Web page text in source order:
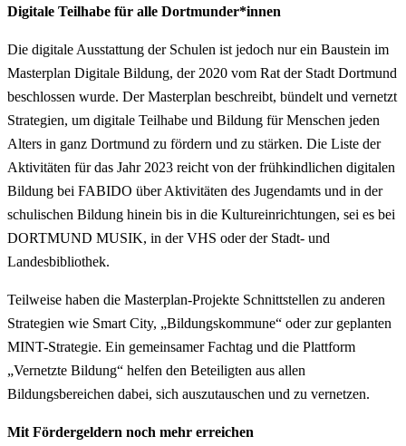
Digitale Teilhabe für alle Dortmunder*innen
Die digitale Ausstattung der Schulen ist jedoch nur ein Baustein im
Masterplan Digitale Bildung, der 2020 vom Rat der Stadt Dortmund
beschlossen wurde. Der Masterplan beschreibt, bündelt und vernetzt
Strategien, um digitale Teilhabe und Bildung für Menschen jeden
Alters in ganz Dortmund zu fördern und zu stärken. Die Liste der
Aktivitäten für das Jahr 2023 reicht von der frühkindlichen digitalen
Bildung bei FABIDO über Aktivitäten des Jugendamts und in der
schulischen Bildung hinein bis in die Kultureinrichtungen, sei es bei
DORTMUND MUSIK, in der VHS oder der Stadt- und
Landesbibliothek.
Teilweise haben die Masterplan-Projekte Schnittstellen zu anderen
Strategien wie Smart City, „Bildungskommune“ oder zur geplanten
MINT-Strategie. Ein gemeinsamer Fachtag und die Plattform
„Vernetzte Bildung“ helfen den Beteiligten aus allen
Bildungsbereichen dabei, sich auszutauschen und zu vernetzen.
Mit Fördergeldern noch mehr erreichen